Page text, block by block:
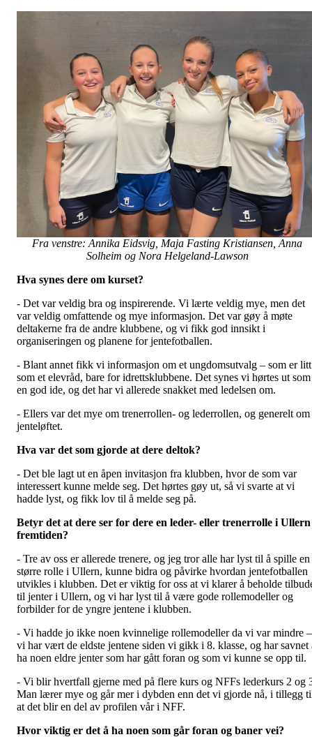
Fra venstre: Annika Eidsvig, Maja Fasting Kristiansen, Anna
Solheim og Nora Helgeland-Lawson
Hva synes dere om kurset?
- Det var veldig bra og inspirerende. Vi lærte veldig mye, men det
var veldig omfattende og mye informasjon. Det var gøy å møte
deltakerne fra de andre klubbene, og vi fikk god innsikt i
organiseringen og planene for jentefotballen.
- Blant annet fikk vi informasjon om et ungdomsutvalg – som er litt
som et elevråd, bare for idrettsklubbene. Det synes vi hørtes ut som
en god ide, og det har vi allerede snakket med ledelsen om.
- Ellers var det mye om trenerrollen- og lederrollen, og generelt om
jenteløftet.
Hva var det som gjorde at dere deltok?
- Det ble lagt ut en åpen invitasjon fra klubben, hvor de som var
interessert kunne melde seg. Det hørtes gøy ut, så vi svarte at vi
hadde lyst, og fikk lov til å melde seg på.
Betyr det at dere ser for dere en leder- eller trenerrolle i
fremtiden?
- Tre av oss er allerede trenere, og jeg tror alle har lyst til å spille en
større rolle i Ullern, kunne bidra og påvirke hvordan jentefotballen
utvikles i klubben. Det er viktig for oss at vi klarer å beholde
til jenter i Ullern, og vi har lyst til å være gode rollemodeller og
forbilder for de yngre jentene i klubben.
- Vi hadde jo ikke noen kvinnelige rollemodeller da vi var mindre –
vi har vært de eldste jentene siden vi gikk i 8. klasse, og har savnet
ha noen eldre jenter som har gått foran og som vi kunne se opp til.
- Vi blir hvertfall gjerne med på flere kurs og NFFs lederkurs 2 og
Man lærer mye og går mer i dybden enn det vi gjorde nå, i tillegg
at det blir en del av profilen vår i NFF.
Hvor viktig er det å ha noen som går foran og baner vei?